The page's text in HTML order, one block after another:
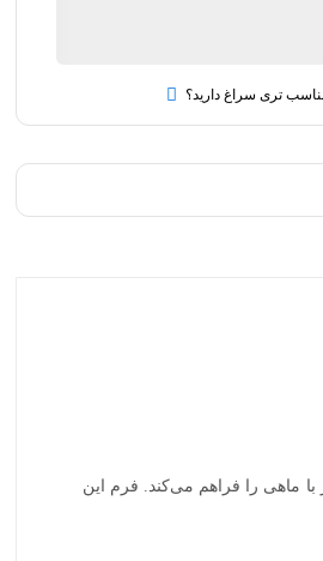
تری سراغ دارید؟
با ماهی را فراهم می‌کند. فرم این